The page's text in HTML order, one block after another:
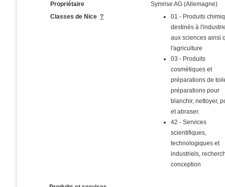
Propriétaire
Symrise AG (Allemagne)
Classes de Nice?
01 - Produits
destinés à
aux sciences ainsi
l'agriculture
03 - Produits
cosmétiques et
préparations de
préparations pour
blanchir, nettoyer,
et abraser.
42 - Services
scientifiques,
technologiques et
industriels,
conception